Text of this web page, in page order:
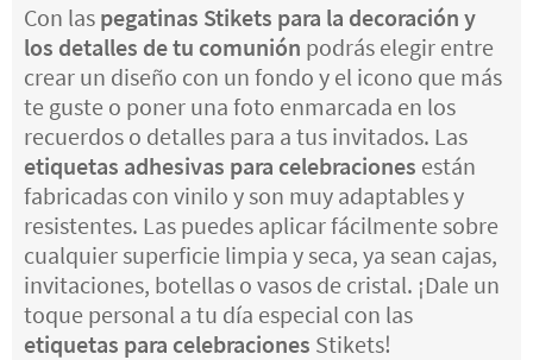
Con las pegatinas Stikets para la decoración y
los detalles de tu comunión podrás elegir entre
crear un diseño con un fondo y el icono que más
te guste o poner una foto enmarcada en los
recuerdos o detalles para a tus invitados. Las
etiquetas adhesivas para celebraciones están
fabricadas con vinilo y son muy adaptables y
resistentes. Las puedes aplicar fácilmente sobre
cualquier superficie limpia y seca, ya sean cajas,
invitaciones, botellas o vasos de cristal. ¡Dale un
toque personal a tu día especial con las
etiquetas para celebraciones Stikets!